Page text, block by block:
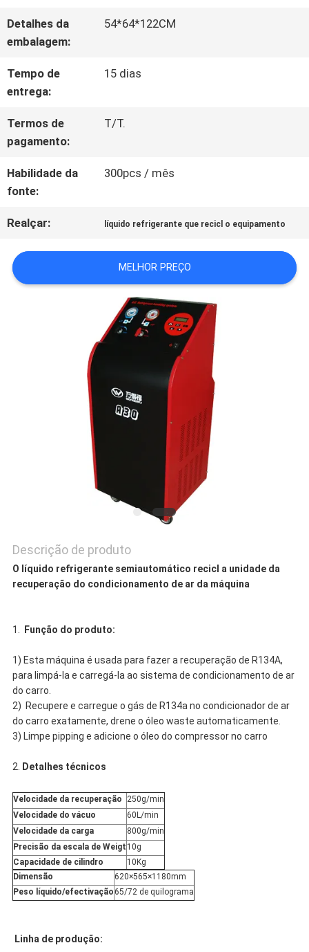
PEÇA
CITAÇÕES
MAPA
DO
POLÍTICA
DE
PRIVACIDADE
Detalhes da
embalagem:
54*64*122CM
Tempo de
entrega:
15 dias
Termos de
pagamento:
T/T.
Habilidade da
fonte:
300pcs / mês
Realçar: líquido refrigerante que recicl o equipamento
MELHOR PREÇO
Descrição de produto
O líquido refrigerante semiautomático recicl a unidade da
recuperação do condicionamento de ar da máquina
1. Função do produto:
1) Esta máquina é usada para fazer a recuperação de R134A,
para limpá-la e carregá-la ao sistema de condicionamento de ar
do carro.
2) Recupere e carregue o gás de R134a no condicionador de ar
do carro exatamente, drene o óleo waste automaticamente.
3) Limpe pipping e adicione o óleo do compressor no carro
2. Detalhes técnicos
Velocidade da recuperação 250g/min
Velocidade do vácuo
60L/min
Velocidade da carga
800g/min
Precisão da escala de Weigt 10g
Capacidade de cilindro
10Kg
Dimensão
620×565×1180mm
Peso líquido/efectivação65/72 de quilograma
Linha de produção: